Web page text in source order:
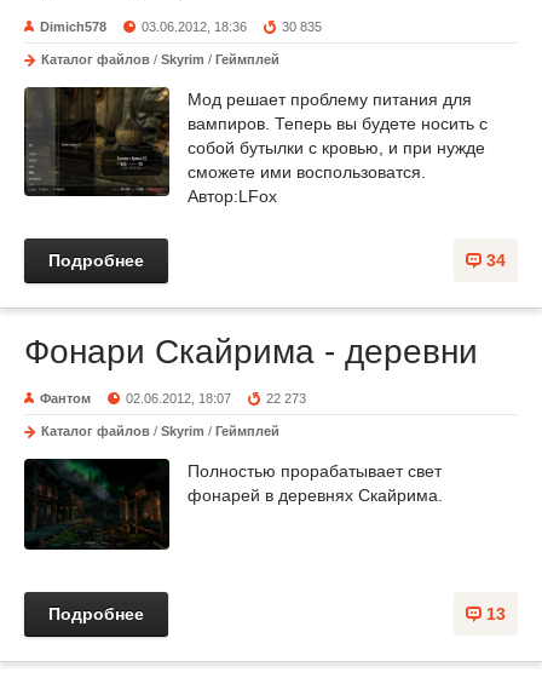
Dimich578 03.06.2012, 18:36 30 835
Каталог файлов / Skyrim / Геймплей
Мод решает проблему питания для
вампиров. Теперь вы будете носить с
собой бутылки с кровью, и при нужде
сможете ими воспользоватся.
Автор:LFox
34
Подробнее
Фонари Скайрима - деревни
Фантом 02.06.2012, 18:07 22 273
Каталог файлов / Skyrim / Геймплей
Полностью прорабатывает свет
фонарей в деревнях Скайрима.
13
Подробнее